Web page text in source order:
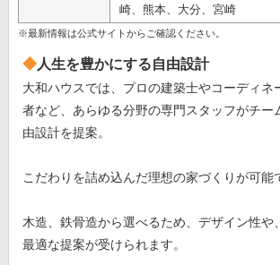
崎、熊本、大分、宮崎
※最新情報は公式サイトからご確認ください。
人生を豊かにする自由設計
大和ハウスでは、プロの建築士やコーディネ
者など、あらゆる分野の専門スタッフがチー
由設計を提案。
こだわりを詰め込んだ理想の家づくりが可能
木造、鉄骨造から選べるため、デザイン性や
最適な提案が受けられます。